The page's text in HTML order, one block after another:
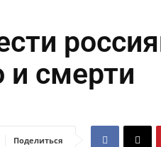
и смерти
Поделиться